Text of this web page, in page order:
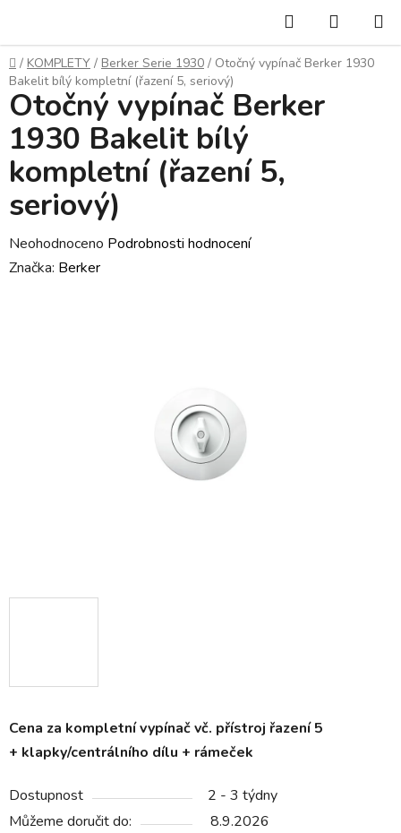
obsah
Hledat
KOŠÍK
Domů
/ KOMPLETY / Berker Serie 1930 / Otočný vypínač Berker 1930
Bakelit bílý kompletní (řazení 5, seriový)
Cena za kompletní vypínač vč. přístroj řazení 5
+ klapky/centrálního dílu + rámeček
Dostupnost
2 - 3 týdny
Můžeme doručit do:
8.9.2026
Otočný vypínač Berker
1930 Bakelit bílý
kompletní (řazení 5,
seriový)
Průměrné
hodnocení
Neohodnoceno Podrobnosti hodnocení
Značka: Berker